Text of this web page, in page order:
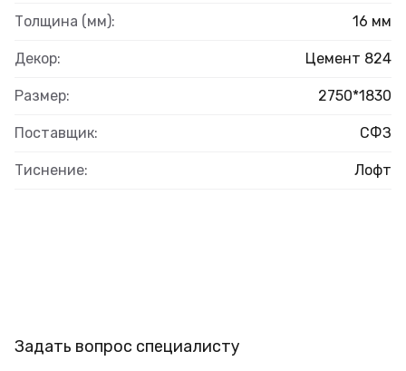
Толщина (мм): 16 мм
Декор: Цемент 824
Размер: 2750*1830
Поставщик: СФЗ
Тиснение: Лофт
Задать вопрос специалисту